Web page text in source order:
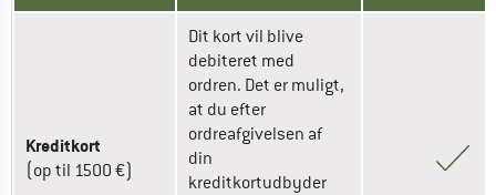
Kreditkort
(op til 1500 €)
Dit kort vil blive
debiteret med
ordren. Det er muligt,
at du efter
ordreafgivelsen af
din
kreditkortudbyder